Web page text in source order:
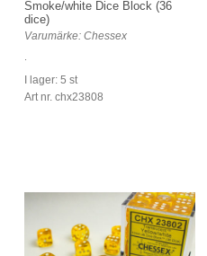
Smoke/white Dice Block (36
dice)
Varumärke: Chessex
I lager: 5 st
Art nr. chx23808